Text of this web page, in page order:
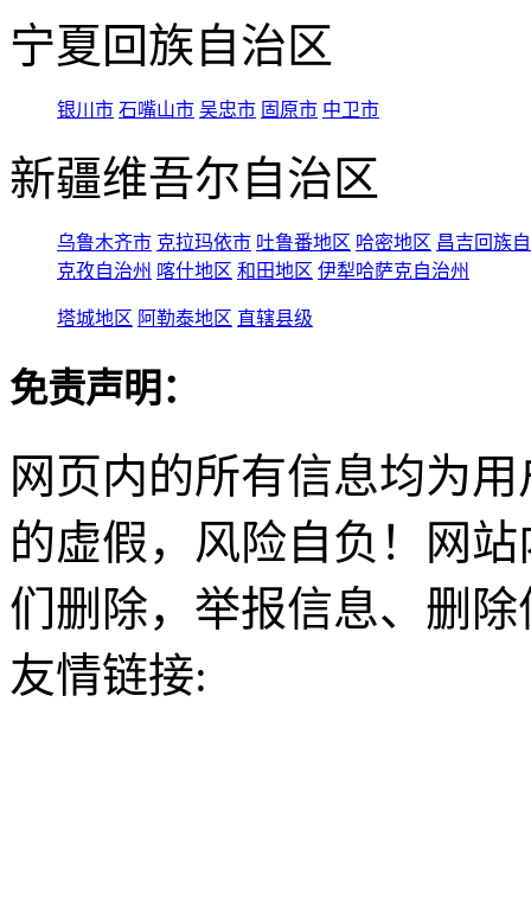
宁夏回族自治区
银川市 石嘴山市 吴忠市 固原市 中卫市
新疆维吾尔自治区
乌鲁木齐市 克拉玛依市 吐鲁番地区 哈密地区 昌吉回族
克孜自治州 喀什地区 和田地区 伊犁哈萨克自治州
塔城地区 阿勒泰地区 直辖县级
免责声明：
网页内的所有信息均为
的虚假，风险自负！网
们删除，举报信息、删
友情链接: